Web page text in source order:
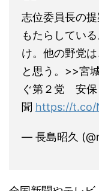
志位委員長の
もたらしてい
け。他の野党
と思う。>>宮
ぐ第２党 安保
聞 https://t.co/
— 長島昭久